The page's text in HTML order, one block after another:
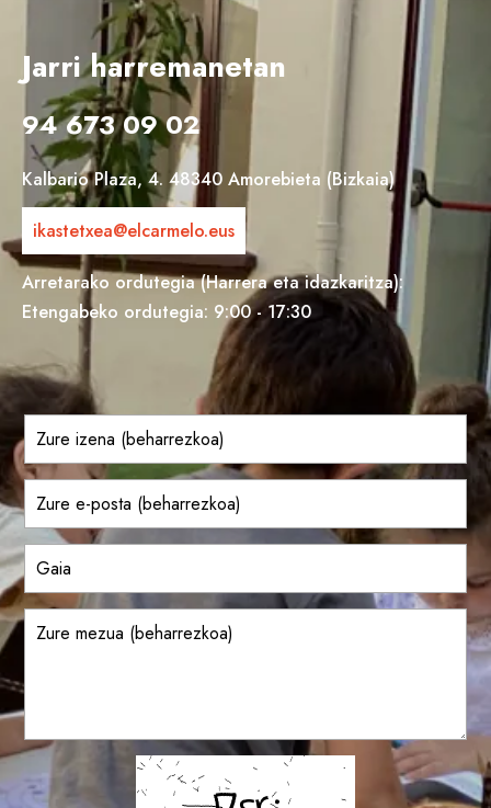
Jarri harremanetan
94 673 09 02
Kalbario Plaza, 4. 48340 Amorebieta (Bizkaia)
ikastetxea@elcarmelo.eus
Arretarako ordutegia (Harrera eta idazkaritza):
Etengabeko ordutegia: 9:00 - 17:30